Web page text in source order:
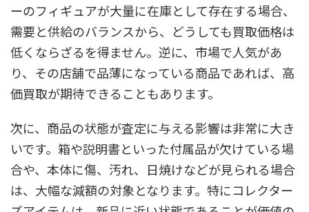
ーのフィギュアが大量に在庫として存在する場合、
需要と供給のバランスから、どうしても買取価格は
低くならざるを得ません。逆に、市場で人気があ
り、その店舗で品薄になっている商品であれば、高
価買取が期待できることもあります。
次に、商品の状態が査定に与える影響は非常に大き
いです。箱や説明書といった付属品が欠けている場
合や、本体に傷、汚れ、日焼けなどが見られる場合
は、大幅な減額の対象となります。特にコレクター